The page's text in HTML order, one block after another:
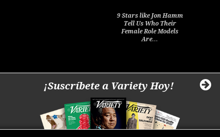
9 Stars like Jon Hamm
Tell Us Who Their
Female Role Models
Are…
¡Suscríbete a Variety Hoy!